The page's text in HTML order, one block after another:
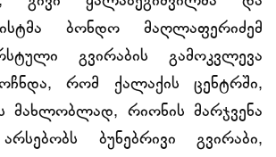
ბონდო მაღლაფერიძემ
გვირაბის გამოკვლევა
რომ ქალაქის ცენტრში,
მახლობლად, რიონის მარჯვენა
ბუნებრივი გვირაბი,